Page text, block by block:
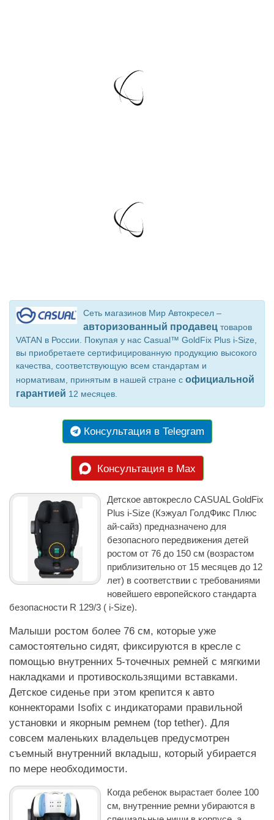
Сеть магазинов Мир Автокресел –
авторизованный продавец товаров
VATAN в России. Покупая у нас Casual™ GoldFix Plus i-Size,
вы приобретаете сертифицированную продукцию высокого
качества, соответствующую всем стандартам и
нормативам, принятым в нашей стране с официальной
гарантией 12 месяцев.
Консультация в Telegram
Консультация в Max
Детское автокресло CASUAL GoldFix
Plus i-Size (Кэжуал ГолдФикс Плюс
ай-сайз) предназначено для
безопасного передвижения детей
ростом от 76 до 150 см (возрастом
приблизительно от 15 месяцев до 12
лет) в соответствии с требованиями
новейшего европейского стандарта
безопасности R 129/3 ( i-Size).
Малыши ростом более 76 см, которые уже
самостоятельно сидят, фиксируются в кресле с
помощью внутренних 5-точечных ремней с мягкими
накладками и противоскользящими вставками.
Детское сиденье при этом крепится к авто
коннекторами Isofix с индикаторами правильной
установки и якорным ремнем (top tether). Для
совсем маленьких владельцев предусмотрен
съемный внутренний вкладыш, который убирается
по мере необходимости.
Когда ребенок вырастает более 100
см, внутренние ремни убираются в